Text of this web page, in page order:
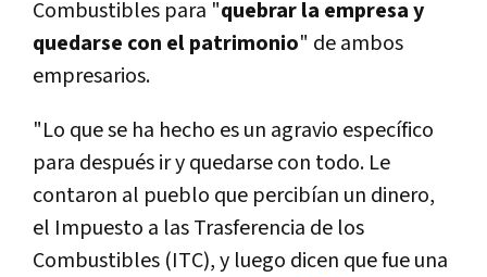
Combustibles para "quebrar la empresa y
quedarse con el patrimonio" de ambos
empresarios.
"Lo que se ha hecho es un agravio especí­fico
para después ir y quedarse con todo. Le
contaron al pueblo que percibí­an un dinero,
el Impuesto a las Trasferencia de los
Combustibles (ITC), y luego dicen que fue una